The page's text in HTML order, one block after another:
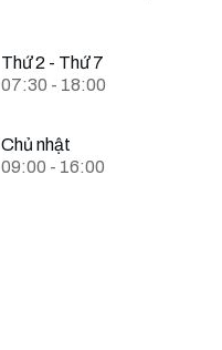
Thứ 2 - Thứ 7
07:30 - 18:00
Chủ nhật
09:00 - 16:00